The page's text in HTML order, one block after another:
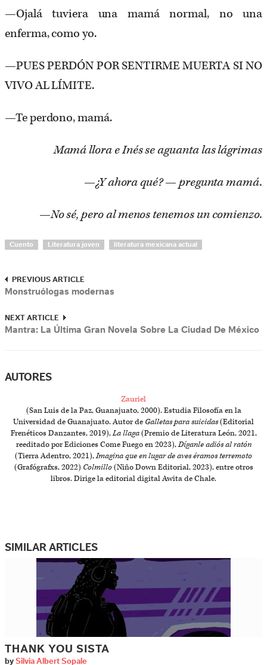
—Ojalá tuviera una mamá normal, no una
enferma, como yo.
—PUES PERDÓN POR SENTIRME MUERTA SI NO
VIVO AL LÍMITE.
—Te perdono, mamá.
Mamá llora e Inés se aguanta las lágrimas
—¿Y ahora qué? — pregunta mamá.
—No sé, pero al menos tenemos un comienzo.
Cuento Literatura joven literatura mexicana actual
PREVIOUS ARTICLE
Monstruólogas modernas
NEXT ARTICLE
Mantra: La Última Gran Novela Sobre La Ciudad De México
AUTORES
Zauriel
(San Luis de la Paz, Guanajuato, 2000). Estudia Filosofía en la
Universidad de Guanajuato. Autor de Galletas para suicidas(Editorial
Frenéticos Danzantes, 2019),La llaga(Premio de Literatura León, 2021,
reeditado por Ediciones Come Fuego en 2023),Díganle adiós al ratón
(Tierra Adentro, 2021),Imagina que en lugar de aves éramos terremoto
(Grafógrafxs, 2022) Colmillo(Niño Down Editorial, 2023), entre otros
libros. Dirige la editorial digital Awita de Chale.
SIMILAR ARTICLES
THANK YOU SISTA
by Silvia Albert Sopale